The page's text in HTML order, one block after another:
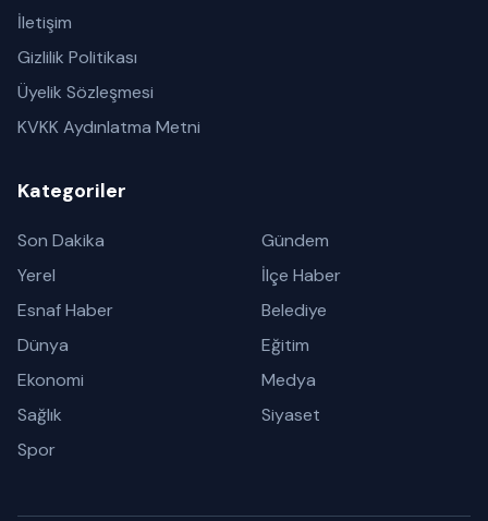
İletişim
Gizlilik Politikası
Üyelik Sözleşmesi
KVKK Aydınlatma Metni
Kategoriler
Son Dakika
Gündem
Yerel
İlçe Haber
Esnaf Haber
Belediye
Dünya
Eğitim
Ekonomi
Medya
Sağlık
Siyaset
Spor